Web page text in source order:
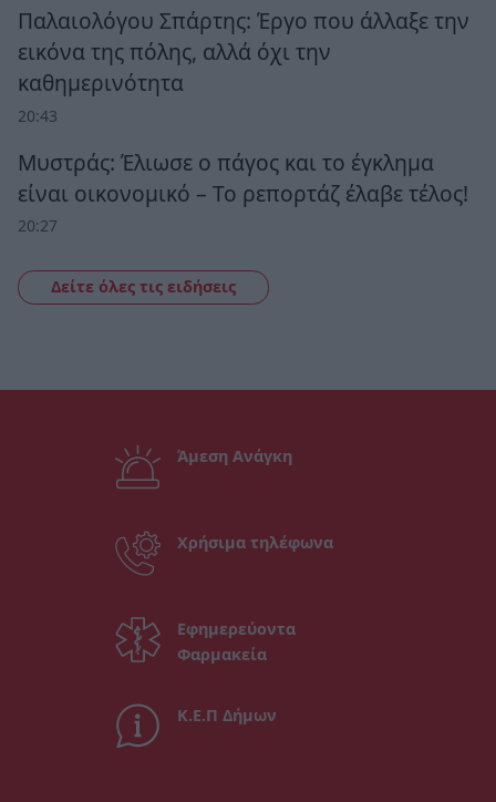
Παλαιολόγου Σπάρτης: Έργο που άλλαξε την
εικόνα της πόλης, αλλά όχι την
καθημερινότητα
20:43
Μυστράς: Έλιωσε ο πάγος και το έγκλημα
είναι οικονομικό – Το ρεπορτάζ έλαβε τέλος!
20:27
Δείτε όλες τις ειδήσεις
Άμεση Ανάγκη
Χρήσιμα τηλέφωνα
Εφημερεύοντα
Φαρμακεία
Κ.Ε.Π Δήμων